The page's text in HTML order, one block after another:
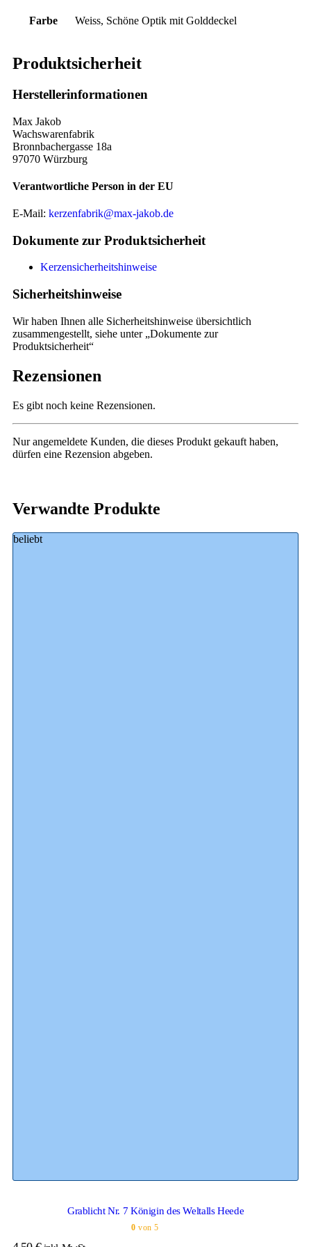
Farbe Weiss, Schöne Optik mit Golddeckel
Produktsicherheit
Herstellerinformationen
Max Jakob
Wachswarenfabrik
Bronnbachergasse 18a
97070 Würzburg
Verantwortliche Person in der EU
E-Mail: kerzenfabrik@max-jakob.de
Dokumente zur Produktsicherheit
Kerzensicherheitshinweise
Sicherheitshinweise
Wir haben Ihnen alle Sicherheitshinweise übersichtlich
zusammengestellt, siehe unter „Dokumente zur
Produktsicherheit“
Rezensionen
Es gibt noch keine Rezensionen.
Nur angemeldete Kunden, die dieses Produkt gekauft haben,
dürfen eine Rezension abgeben.
Verwandte Produkte
beliebt
Grablicht Nr. 7 Königin des Weltalls Heede
0 von 5